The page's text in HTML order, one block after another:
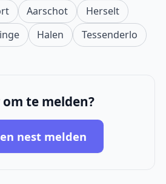
Aarschot
Herselt
Halen Tessenderlo
te melden?
nest melden